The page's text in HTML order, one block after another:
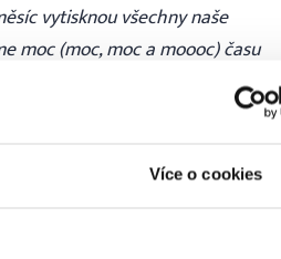
Více o cookies
vytisknou všechny naše
moc (moc, moc a moooc) času
který naopak nechce žádné
z SuperFaktury kdykoli to
nemusí tedy přepisovat
o cca 50%. A je mu jedno,
300km a vidíme se tak jednou